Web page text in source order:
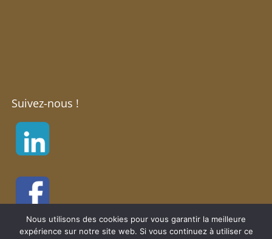
Suivez-nous !
Nous utilisons des cookies pour vous garantir la meilleure
expérience sur notre site web. Si vous continuez à utiliser ce